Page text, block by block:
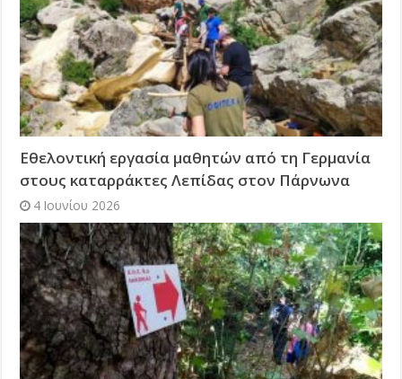
Εθελοντική εργασία μαθητών από τη Γερμανία
στους καταρράκτες Λεπίδας στον Πάρνωνα
4 Ιουνίου 2026